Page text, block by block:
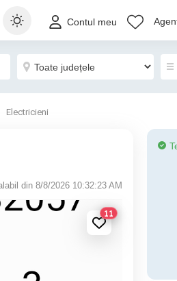
Contul meu
Electricieni
din 8/8/2026 10:32:23 AM
11